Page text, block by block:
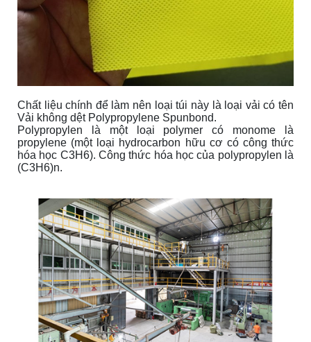
Chất liệu chính để làm nên loại túi này là loại vải có tên
Vải không dệt Polypropylene Spunbond.
Polypropylen là một loại polymer có monome là
propylene (một loại hydrocarbon hữu cơ có công thức
hóa học C3H6). Công thức hóa học của polypropylen là
(C3H6)n.